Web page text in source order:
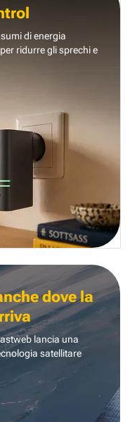
di energia
ridurre gli sprechi e
dove la
lancia una
satellitare